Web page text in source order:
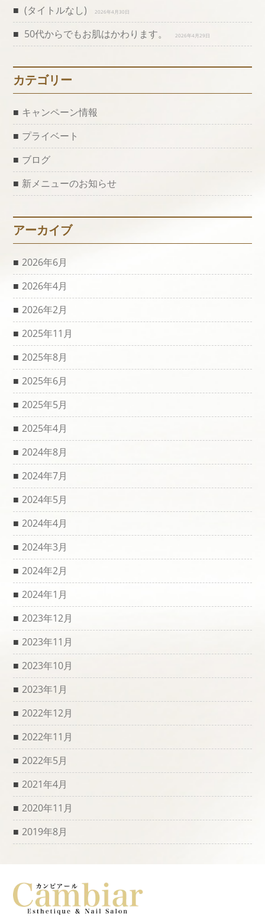
ョ
ン
(タイトルなし) 2026年4月30日
50代からでもお肌はかわります。 2026年4月29日
カテゴリー
キャンペーン情報
プライベート
ブログ
新メニューのお知らせ
アーカイブ
2026年6月
2026年4月
2026年2月
2025年11月
2025年8月
2025年6月
2025年5月
2025年4月
2024年8月
2024年7月
2024年5月
2024年4月
2024年3月
2024年2月
2024年1月
2023年12月
2023年11月
2023年10月
2023年1月
2022年12月
2022年11月
2022年5月
2021年4月
2020年11月
2019年8月